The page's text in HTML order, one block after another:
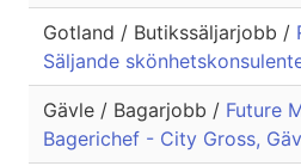
Gotland / Butikssäljarjobb /
Säljande
Gävle / Bagarjobb / Future
Bagerichef - City Gross,